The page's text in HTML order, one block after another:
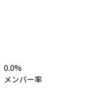
0.0%
メンバー率